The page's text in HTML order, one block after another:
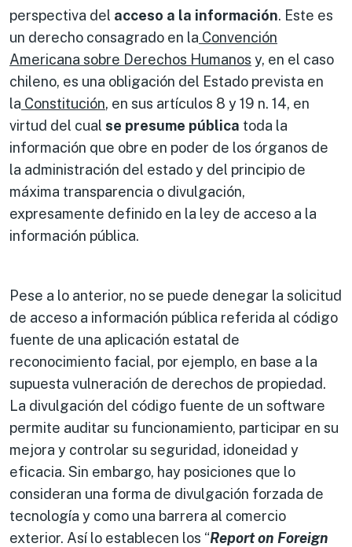
perspectiva del acceso a la información. Este es
un derecho consagrado en la Convención
Americana sobre Derechos Humanos y, en el caso
chileno, es una obligación del Estado prevista en
la Constitución, en sus artículos 8 y 19 n. 14, en
virtud del cual se presume pública toda la
información que obre en poder de los órganos de
la administración del estado y del principio de
máxima transparencia o divulgación,
expresamente definido en la ley de acceso a la
información pública.
Pese a lo anterior, no se puede denegar la solicitud
de acceso a información pública referida al código
fuente de una aplicación estatal de
reconocimiento facial, por ejemplo, en base a la
supuesta vulneración de derechos de propiedad.
La divulgación del código fuente de un software
permite auditar su funcionamiento, participar en su
mejora y controlar su seguridad, idoneidad y
eficacia. Sin embargo, hay posiciones que lo
consideran una forma de divulgación forzada de
tecnología y como una barrera al comercio
exterior. Así lo establecen los “Report on Foreign